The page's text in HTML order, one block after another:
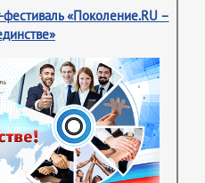
«Поколение.RU –